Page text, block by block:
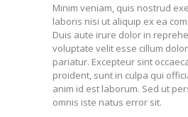
Minim veniam, quis nostrud
laboris nisi ut aliquip ex ea
Duis aute irure dolor in
voluptate velit esse cillum
pariatur. Excepteur sint
proident, sunt in culpa qui
anim id est laborum. Sed ut
omnis iste natus error sit.